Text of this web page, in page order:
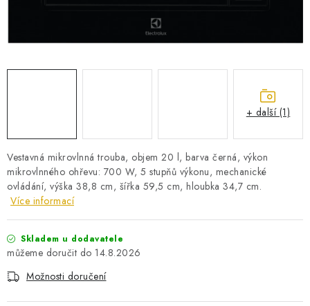
Vestavná mikrovlnná trouba, objem 20 l, barva černá, výkon
mikrovlnného ohřevu: 700 W, 5 stupňů výkonu, mechanické
ovládání, výška 38,8 cm, šířka 59,5 cm, hloubka 34,7 cm.
Více informací
Skladem u dodavatele
14.8.2026
Možnosti doručení
+ další (1)